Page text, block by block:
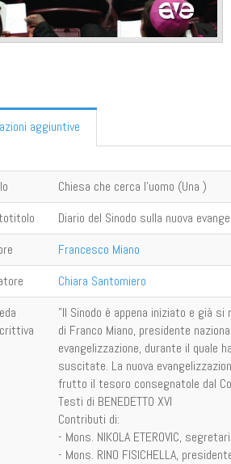
aggiuntive
Chiesa che cerca l'uomo (Una )
Diario del Sinodo sulla nuova
Francesco Miano
Chiara Santomiero
"Il Sinodo è appena iniziato e già
di Franco Miano, presidente
evangelizzazione, durante il quale
suscitate. La nuova
frutto il tesoro consegnatole dal
Testi di BENEDETTO XVI
Contributi di:
- Mons. NIKOLA ETEROVIC,
- Mons. RINO FISICHELLA,